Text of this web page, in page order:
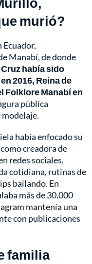
murió?
Ecuador,
Manabí, de donde
había sido
2016, Reina de
Folklore Manabí en
pública
había enfocado su
creadora de
redes sociales,
cotidiana, rutinas de
bailando. En
más de 30.000
mantenía una
con publicaciones
familia